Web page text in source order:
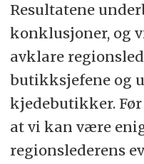
Resultatene
konklusjoner, og
avklare
butikksjefene og
kjedebutikker.
at vi kan være
regionslederens